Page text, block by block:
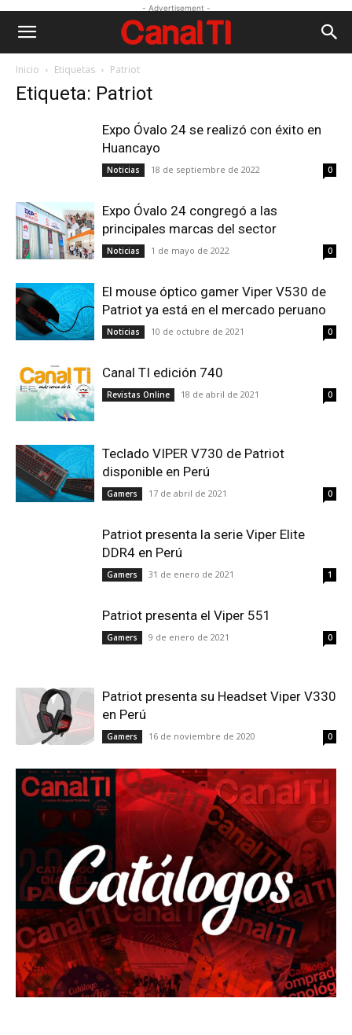
- Advertisement -
Inicio Etiquetas Patriot
Etiqueta: Patriot
Expo Óvalo 24 se realizó con éxito en
Huancayo
Noticias 18 de septiembre de 2022 0
Expo Óvalo 24 congregó a las
principales marcas del sector
Noticias 1 de mayo de 2022 0
El mouse óptico gamer Viper V530 de
Patriot ya está en el mercado peruano
Noticias 10 de octubre de 2021 0
Canal TI edición 740
Revistas Online 18 de abril de 2021 0
Teclado VIPER V730 de Patriot
disponible en Perú
Gamers 17 de abril de 2021 0
Patriot presenta la serie Viper Elite
DDR4 en Perú
Gamers 31 de enero de 2021 1
Patriot presenta el Viper 551
Gamers 9 de enero de 2021 0
Patriot presenta su Headset Viper V330
en Perú
Gamers 16 de noviembre de 2020 0